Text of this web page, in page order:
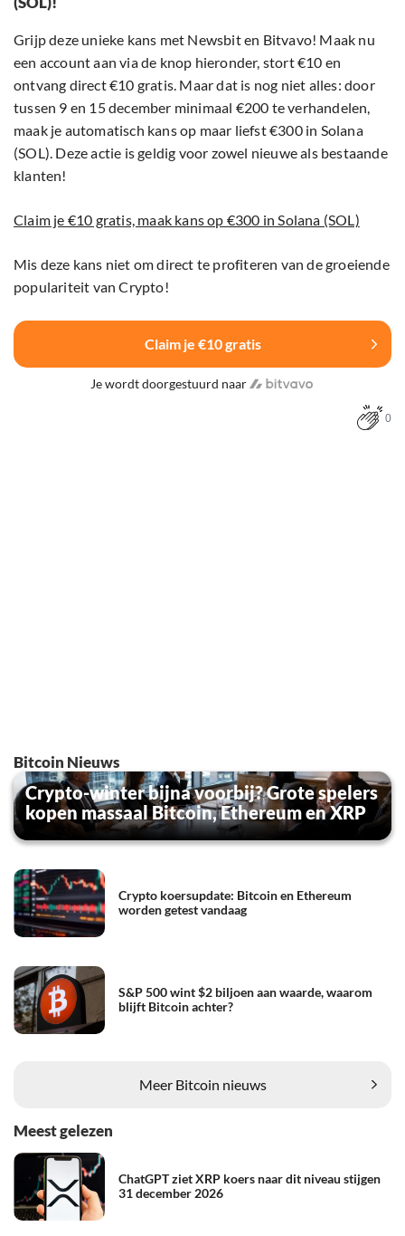
Grijp deze unieke kans met Newsbit en Bitvavo! Maak nu
een account aan via de knop hieronder, stort €10 en
ontvang direct €10 gratis. Maar dat is nog niet alles: door
tussen 9 en 15 december minimaal €200 te verhandelen,
maak je automatisch kans op maar liefst €300 in Solana
(SOL). Deze actie is geldig voor zowel nieuwe als bestaande
klanten!
Claim je €10 gratis, maak kans op €300 in Solana (SOL)
Mis deze kans niet om direct te profiteren van de groeiende
populariteit van Crypto!
Claim je €10 gratis
Je wordt doorgestuurd naar
0
Bitcoin Nieuws
Crypto-winter bijna voorbij? Grote spelers
kopen massaal Bitcoin, Ethereum en XRP
Crypto koersupdate: Bitcoin en Ethereum
worden getest vandaag
S&P 500 wint $2 biljoen aan waarde, waarom
blijft Bitcoin achter?
Meer Bitcoin nieuws
Meest gelezen
ChatGPT ziet XRP koers naar dit niveau stijgen
31 december 2026